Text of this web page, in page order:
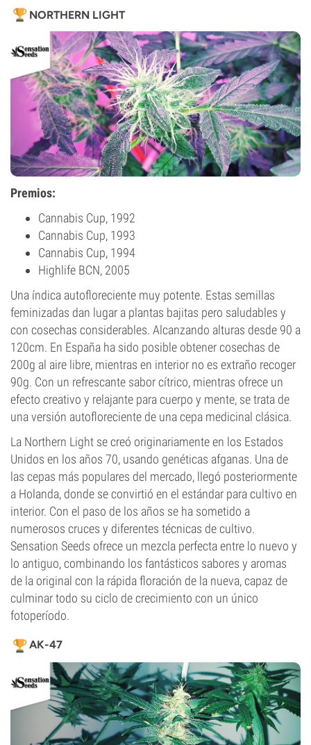
NORTHERN LIGHT
Premios:
Cannabis Cup, 1992
Cannabis Cup, 1993
Cannabis Cup, 1994
Highlife BCN, 2005
Una índica autofloreciente muy potente. Estas semillas
feminizadas dan lugar a plantas bajitas pero saludables y
con cosechas considerables. Alcanzando alturas desde 90 a
120cm. En España ha sido posible obtener cosechas de
200g al aire libre, mientras en interior no es extraño recoger
90g. Con un refrescante sabor cítrico, mientras ofrece un
efecto creativo y relajante para cuerpo y mente, se trata de
una versión autofloreciente de una cepa medicinal clásica.
La Northern Light se creó originariamente en los Estados
Unidos en los años 70, usando genéticas afganas. Una de
las cepas más populares del mercado, llegó posteriormente
a Holanda, donde se convirtió en el estándar para cultivo en
interior. Con el paso de los años se ha sometido a
numerosos cruces y diferentes técnicas de cultivo.
Sensation Seeds ofrece un mezcla perfecta entre lo nuevo y
lo antiguo, combinando los fantásticos sabores y aromas
de la original con la rápida floración de la nueva, capaz de
culminar todo su ciclo de crecimiento con un único
fotoperíodo.
AK-47